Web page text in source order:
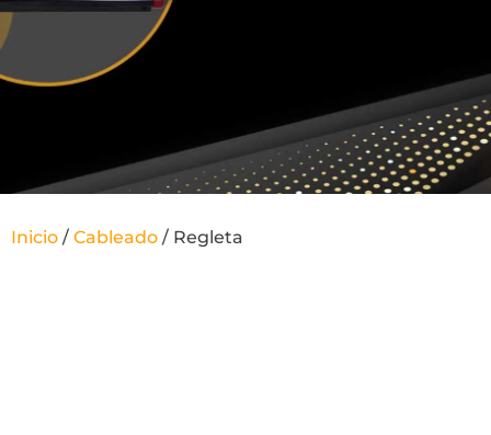
Inicio / Cableado / Regleta